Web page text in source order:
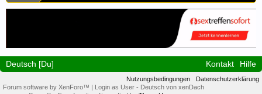
Deutsch [Du] Kontakt Hilfe
Nutzungsbedingungen
Datenschutzerklärung
Forum software by XenForo™ | Login as User - Deutsch von xenDach